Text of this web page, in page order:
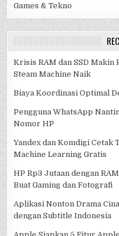
Games & Tekno
Krisis RAM dan SSD Makin
Steam Machine Naik
Biaya Koordinasi Optimal
Pengguna WhatsApp
Nomor HP
Yandex dan Komdigi Cetak
Machine Learning Gratis
HP Rp3 Jutaan dengan
Buat Gaming dan Fotografi
Aplikasi Nonton Drama
dengan Subtitle Indonesia